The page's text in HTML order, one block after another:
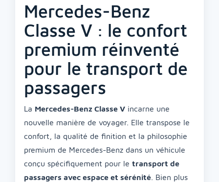
Mercedes-Benz
Classe V : le confort
premium réinventé
pour le transport de
passagers
La Mercedes-Benz Classe V incarne une
nouvelle manière de voyager. Elle transpose le
confort, la qualité de finition et la philosophie
premium de Mercedes-Benz dans un véhicule
conçu spécifiquement pour le transport de
passagers avec espace et sérénité . Bien plus